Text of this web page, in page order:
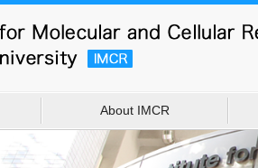
About IMCR